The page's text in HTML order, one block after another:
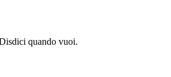
quando vuoi.